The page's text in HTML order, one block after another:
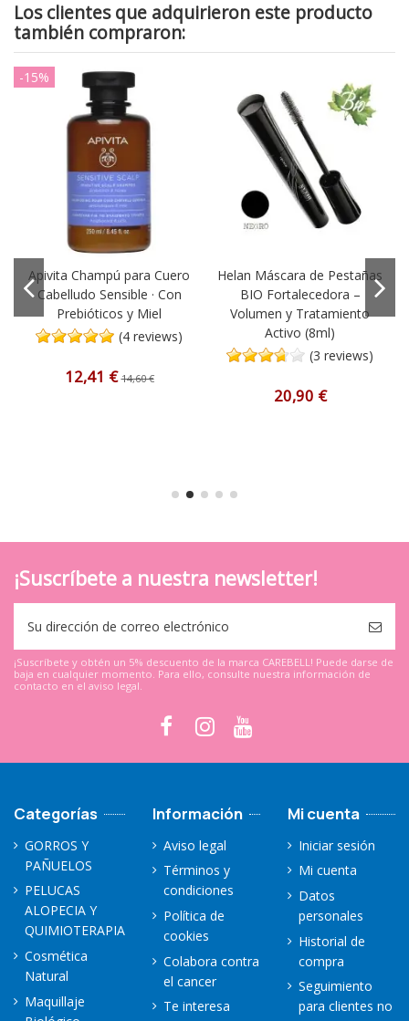
Los clientes que adquirieron este producto
también compraron:
-15%
Apivita Champú para Cuero
Cabelludo Sensible · Con
Prebióticos y Miel
(4 reviews)
12,41 €14,60 €
Helan Máscara de Pestañas
BIO Fortalecedora –
Volumen y Tratamiento
Activo (8ml)
(3 reviews)
20,90 €
¡Suscríbete a nuestra newsletter!
¡Suscríbete y obtén un 5% descuento de la marca CAREBELL! Puede darse de
baja en cualquier momento. Para ello, consulte nuestra información de
contacto en el aviso legal.
Categorías
GORROS Y
PAÑUELOS
PELUCAS
ALOPECIA Y
QUIMIOTERAPIA
Cosmética
Natural
Maquillaje
Información
Aviso legal
Términos y
condiciones
Política de
cookies
Colabora contra
el cancer
Te interesa
Mi cuenta
Iniciar sesión
Mi cuenta
Datos
personales
Historial de
compra
Seguimiento
para clientes no